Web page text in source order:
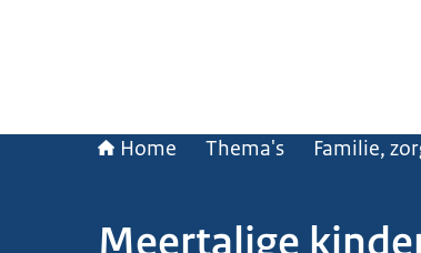
Home Thema's Familie,
Meertalige